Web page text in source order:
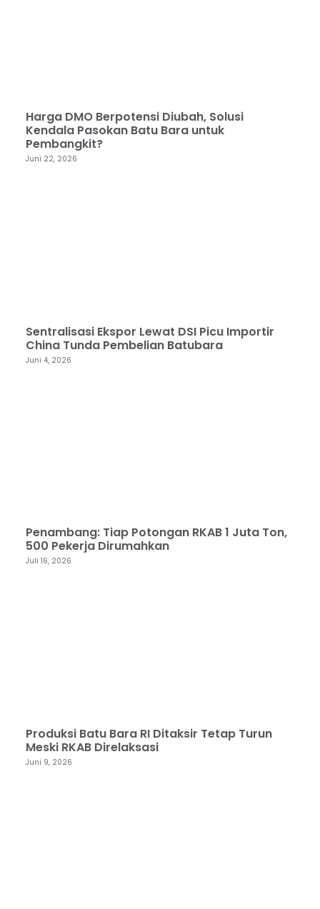
Harga DMO Berpotensi Diubah, Solusi
Kendala Pasokan Batu Bara untuk
Pembangkit?
Juni 22, 2026
Sentralisasi Ekspor Lewat DSI Picu Importir
China Tunda Pembelian Batubara
Juni 4, 2026
Penambang: Tiap Potongan RKAB 1 Juta Ton,
500 Pekerja Dirumahkan
Juli 16, 2026
Produksi Batu Bara RI Ditaksir Tetap Turun
Meski RKAB Direlaksasi
Juni 9, 2026